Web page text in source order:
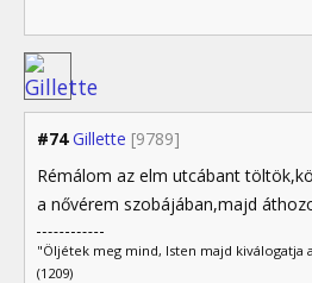
#74 Gillette [9789]
Rémálom az elm utcábant
a nővérem szobájában,majd
"Öljétek meg mind, Isten majd kiválogatja
(1209)